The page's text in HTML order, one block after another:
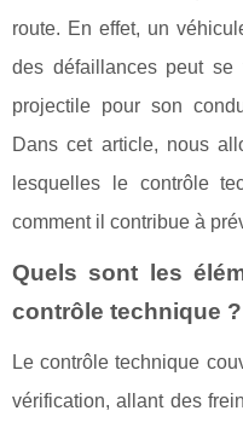
route. En effet, un
des défaillances peut se
projectile pour son
Dans cet article, nous
lesquelles le contrôle
comment il contribue à
Quels sont les
contrôle technique ?
Le contrôle technique
vérification, allant des